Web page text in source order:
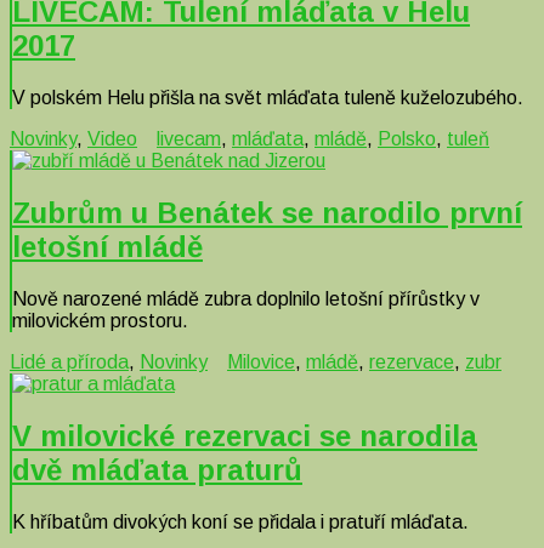
LIVECAM: Tulení mláďata v Helu
2017
V polském Helu přišla na svět mláďata tuleně kuželozubého.
Novinky, Video livecam, mláďata, mládě, Polsko, tuleň
Zubrům u Benátek se narodilo první
letošní mládě
Nově narozené mládě zubra doplnilo letošní přírůstky v
milovickém prostoru.
Lidé a příroda, Novinky Milovice, mládě, rezervace, zubr
V milovické rezervaci se narodila
dvě mláďata praturů
K hříbatům divokých koní se přidala i pratuří mláďata.